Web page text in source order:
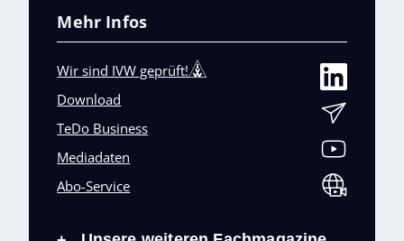
Mehr Infos
Wir sind IVW geprüft!
Download
TeDo Business
Mediadaten
Abo-Service